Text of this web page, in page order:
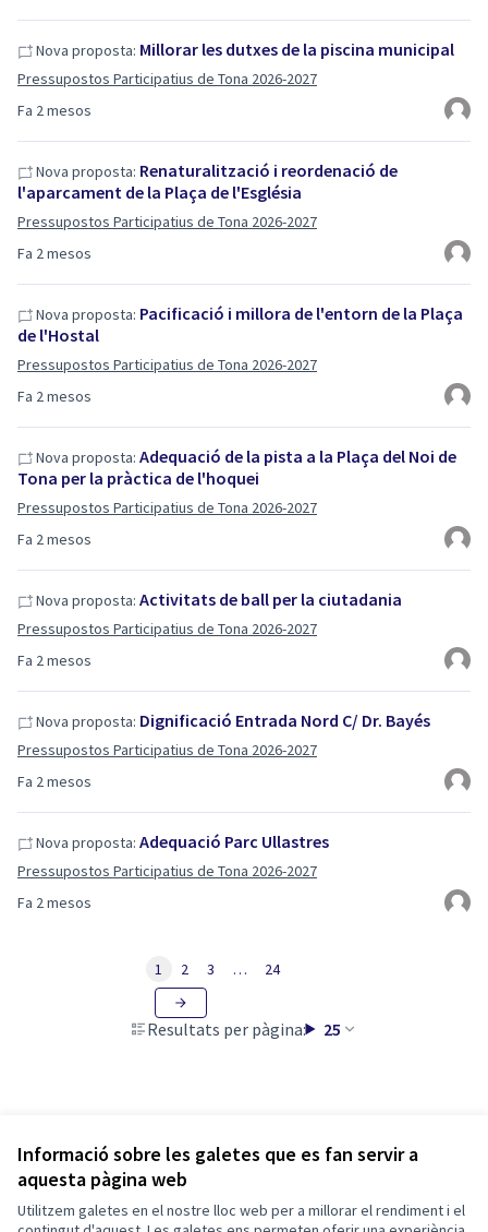
Informació sobre les galetes que es fan servir a
aquesta pàgina web
Utilitzem galetes en el nostre lloc web per a millorar el rendiment i el
Fa 2 mesos
Nova proposta: Millorar les dutxes de la piscina municipal
Pressupostos Participatius de Tona 2026-2027
Fa 2 mesos
Nova proposta: Renaturalització i reordenació de
l'aparcament de la Plaça de l'Església
Pressupostos Participatius de Tona 2026-2027
Fa 2 mesos
Nova proposta: Pacificació i millora de l'entorn de la Plaça
de l'Hostal
Pressupostos Participatius de Tona 2026-2027
Fa 2 mesos
Nova proposta: Adequació de la pista a la Plaça del Noi de
Tona per la pràctica de l'hoquei
Pressupostos Participatius de Tona 2026-2027
Fa 2 mesos
Nova proposta: Activitats de ball per la ciutadania
Pressupostos Participatius de Tona 2026-2027
Fa 2 mesos
Nova proposta: Dignificació Entrada Nord C/ Dr. Bayés
Pressupostos Participatius de Tona 2026-2027
Fa 2 mesos
Nova proposta: Adequació Parc Ullastres
Pressupostos Participatius de Tona 2026-2027
Resultats per pàgina: 25
1 2 3 … 24
Termes i condicions d'ús
Configuració de les galetes
Tona participa a X
Tona participa a Facebook
Tona participa a Instagram